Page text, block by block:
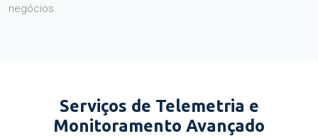
negócios.
Serviços de Telemetria e
Monitoramento Avançado